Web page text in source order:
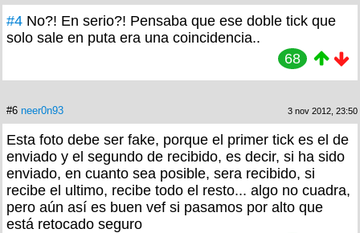
#4 No?! En serio?! Pensaba que ese doble tick que
solo sale en puta era una coincidencia..
68
#6 neer0n93 3 nov 2012, 23:50
Esta foto debe ser fake, porque el primer tick es el de
enviado y el segundo de recibido, es decir, si ha sido
enviado, en cuanto sea posible, sera recibido, si
recibe el ultimo, recibe todo el resto... algo no cuadra,
pero aún así es buen vef si pasamos por alto que
está retocado seguro